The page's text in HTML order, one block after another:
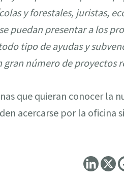
y forestales, juristas,
puedan presentar a los
tipo de ayudas y
gran número de proyectos
que quieran conocer la
acercarse por la oficina